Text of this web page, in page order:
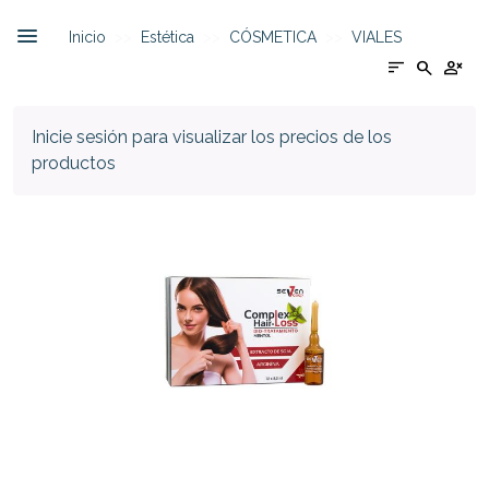
Inicio Estética CÓSMETICA VIALES
sort search person_cancel
Inicie sesión para visualizar los precios de los
productos